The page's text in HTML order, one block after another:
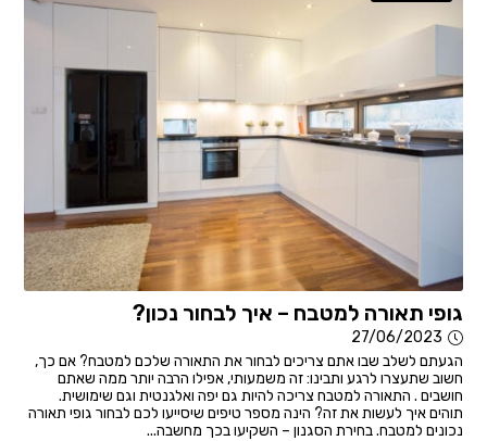
גופי תאורה למטבח – איך לבחור נכון?
27/06/2023
הגעתם לשלב שבו אתם צריכים לבחור את התאורה שלכם למטבח? אם כך,
חשוב שתעצרו לרגע ותבינו: זה משמעותי, אפילו הרבה יותר ממה שאתם
חושבים . התאורה למטבח צריכה להיות גם יפה ואלגנטית וגם שימושית.
תוהים איך לעשות את זה? הינה מספר טיפים שיסייעו לכם לבחור גופי תאורה
נכונים למטבח. בחירת הסגנון – השקיעו בכך מחשבה...